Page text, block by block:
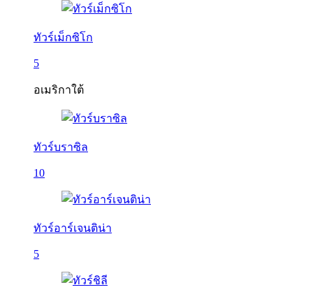
ทัวร์เม็กซิโก
5
อเมริกาใต้
ทัวร์บราซิล
10
ทัวร์อาร์เจนติน่า
5